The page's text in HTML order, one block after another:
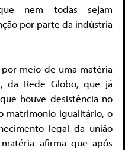
nem todas sejam
por parte da indústria
meio de uma matéria
da Rede Globo, que já
houve desistência no
matrimonio igualitário, o
legal da união
matéria afirma que após